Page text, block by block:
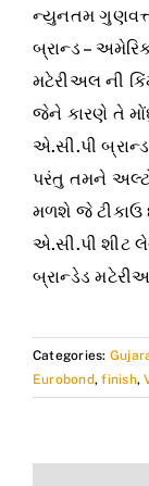
ન્યુનતમ
બ્રાન્ડ –
મટેરીઅલ ની
જેને કારણે તે
એ.સી.પી
પરંતુ તમને
મળશે જે ટીકાઉ
એ.સી.પી શીટ
બ્રાન્ડેડ
Categories:
Eurobond,finish,